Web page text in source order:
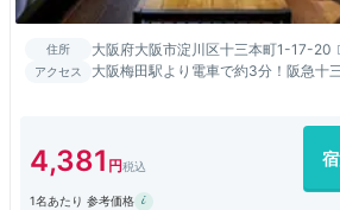
住所 大阪府大阪市淀川区十三本町1-17-20
アクセス 大阪梅田駅より電車で約3分！阪急十
4,381
1名あたり 参考価格